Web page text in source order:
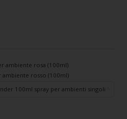
ambiente rosa (100ml)
ambiente rosso (100ml)
100ml spray per ambienti singoli